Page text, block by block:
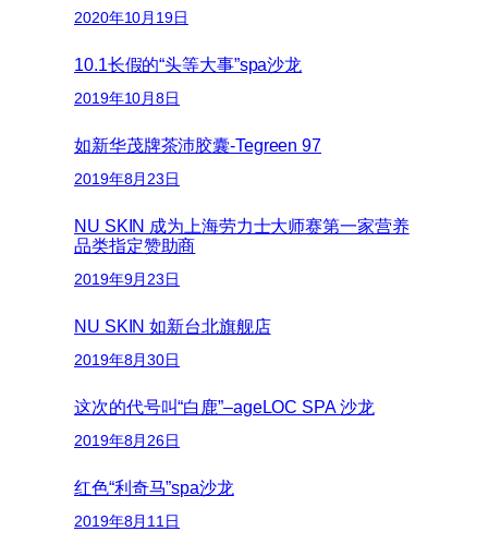
2020年10月19日
10.1长假的“头等大事”spa沙龙
2019年10月8日
如新华茂牌茶沛胶囊-Tegreen 97
2019年8月23日
NU SKIN 成为上海劳力士大师赛第一家营养
品类指定赞助商
2019年9月23日
NU SKIN 如新台北旗舰店
2019年8月30日
这次的代号叫“白鹿”–ageLOC SPA 沙龙
2019年8月26日
红色“利奇马”spa沙龙
2019年8月11日